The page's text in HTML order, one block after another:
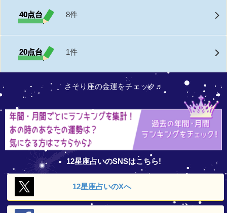
40点台 8件
20点台 1件
さそり座の金運をチェック♬
12星座占いのSNSはこちら!
12星座占いのXへ